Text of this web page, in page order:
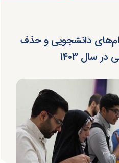
دانشجویی و حذف
سال ۱۴۰۳